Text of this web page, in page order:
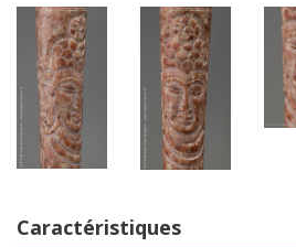
Caractéristiques